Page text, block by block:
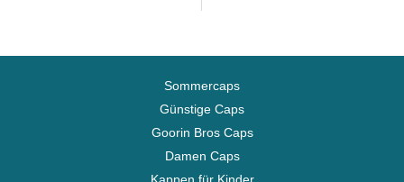
Sommercaps
Günstige Caps
Goorin Bros Caps
Damen Caps